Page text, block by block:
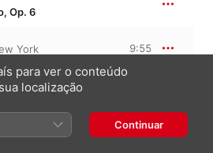
Op. 6
York
9:55
para ver o conteúdo
localização
Continuar